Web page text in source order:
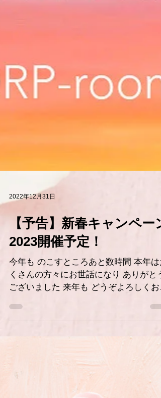
【予告】新春キャンペーン
2023開催予定！
今年も のこすところあと数時間 本年は
くさんの方々にお世話になり ありがとう